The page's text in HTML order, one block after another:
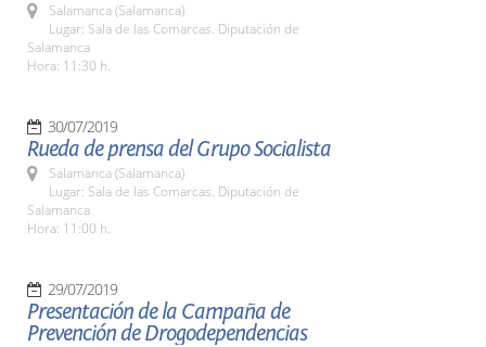
Salamanca (Salamanca)
Lugar: Sala de las Comarcas. Diputación de
Salamanca
Hora: 11:30 h.
30/07/2019
Rueda de prensa del Grupo Socialista
Salamanca (Salamanca)
Lugar: Sala de las Comarcas. Diputación de
Salamanca
Hora: 11:00 h.
29/07/2019
Presentación de la Campaña de
Prevención de Drogodependencias